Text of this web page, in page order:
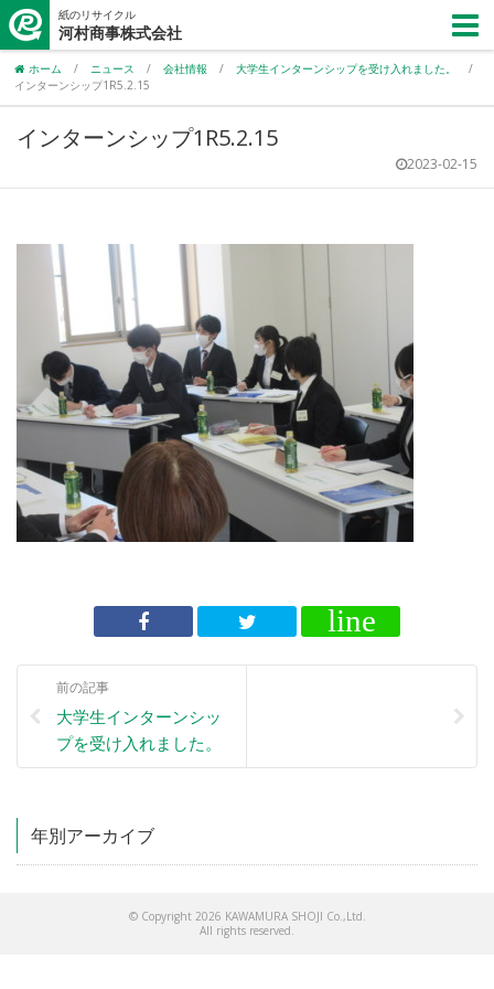
紙のリサイクル
河村商事株式会社
ホーム / ニュース / 会社情報 / 大学生インターンシップを受け入れました。
/
インターンシップ1R5.2.15
インターンシップ1R5.2.15
2023-02-15
前の記事
大学生インターンシッ
プを受け入れました。
年別アーカイブ
© Copyright 2026 KAWAMURA SHOJI Co.,Ltd.
All rights reserved.